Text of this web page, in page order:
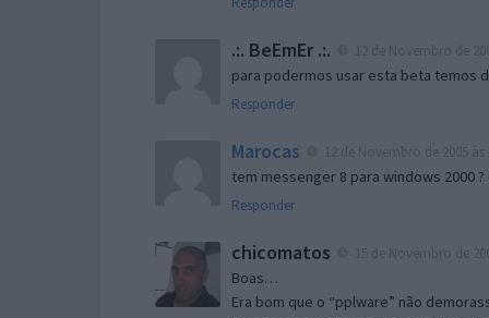
.:. BeEmEr .:.
para podermos usar esta beta temos
Responder
Marocas
tem messenger 8 para windows 2000
Responder
chicomatos
Boas…
Era bom que o “pplware” não